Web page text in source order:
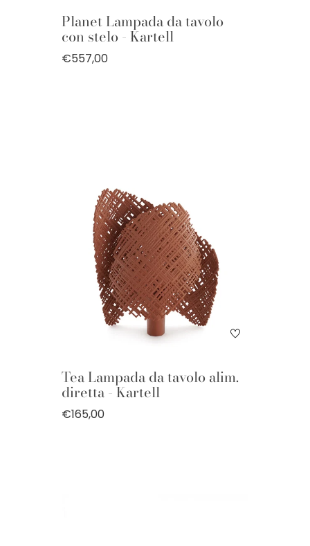
Planet Lampada da tavolo
con stelo - Kartell
€557,00
Tea Lampada da tavolo alim.
diretta - Kartell
€165,00